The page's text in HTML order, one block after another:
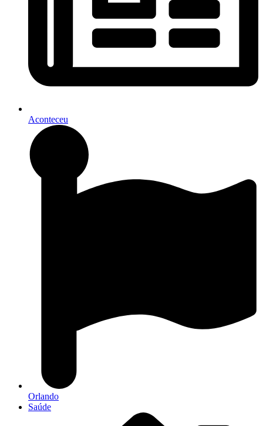
Aconteceu
Orlando
Saúde